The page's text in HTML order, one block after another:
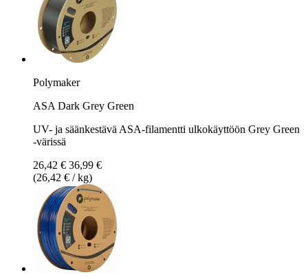
Polymaker
ASA Dark Grey Green
UV- ja säänkestävä ASA-filamentti ulkokäyttöön Grey Green
-värissä
26,42 € 36,99 €
(26,42 € / kg)